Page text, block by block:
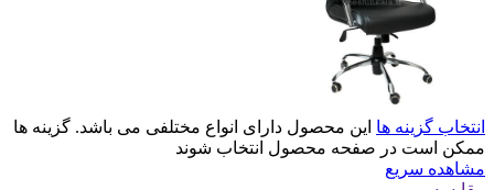
انتخاب گزینه ها این محصول دارای انواع مختلفی می باشد. گزینه ها
ممکن است در صفحه محصول انتخاب شوند
مشاهده سریع